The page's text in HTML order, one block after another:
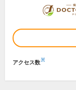
アクセス数※